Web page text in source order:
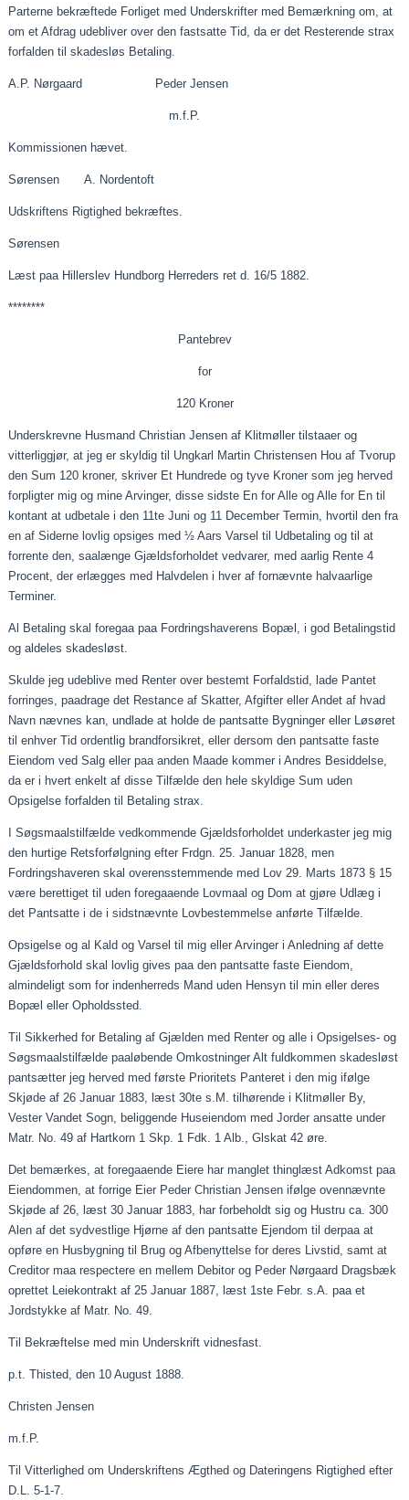
Parterne bekræftede Forliget med Underskrifter med Bemærkning om, at
om et Afdrag udebliver over den fastsatte Tid, da er det Resterendestrax
forfalden til skadesløs Betaling.
A.P. Nørgaard Peder Jensen
m.f.P.
Kommissionen hævet.
Sørensen A. Nordentoft
Udskriftens Rigtighed bekræftes.
Sørensen
LæstpaaHillerslev Hundborg Herreders ret d. 16/5 1882.
********
Pantebrev
for
120 Kroner
Underskrevne Husmand Christian Jensen af Klitmøllertilstaaer og
vitterliggjør, at jeg er skyldig til Ungkarl Martin Christensen Hou af Tvorup
den Sum 120 kroner, skriver Et Hundrede og tyve Kroner som jeg herved
forpligter mig og mine Arvinger, disse sidste En for Alle og Alle for En til
kontant at udbetale i den 11te Juni og 11 December Termin, hvortil den fra
en af Siderne lovlig opsiges med ½ Aars Varsel til Udbetaling og til at
forrente den,saalænge Gjældsforholdet vedvarer, medaarlig Rente 4
Procent, der erlægges med Halvdelen i hver af fornævnte halvaarlige
Terminer.
Al Betaling skalforegaa paaFordringshaverens Bopæl, i god Betalingstid
og aldeles skadesløst.
Skulde jeg udeblive med Renter over bestemt Forfaldstid, lade Pantet
forringes,paadrage det Restance af Skatter, Afgifter eller Andet af hvad
Navn nævnes kan, undlade at holde de pantsatte Bygninger eller Løsøret
til enhver Tid ordentlig brandforsikret, eller dersom den pantsatte faste
Eiendom ved Salg ellerpaaanden Maade kommer i Andres Besiddelse,
da er i hvert enkelt af disse Tilfælde den hele skyldige Sum uden
Opsigelse forfalden til Betalingstrax.
ISøgsmaalstilfælde vedkommendeGjældsforholdet underkaster jeg mig
den hurtige Retsforfølgning efter Frdgn. 25.Januar 1828, men
Fordringshaveren skal overensstemmende med Lov 29. Marts 1873 § 15
være berettiget til udenforegaaende Lovmaal og Dom atgjøre Udlæg i
det Pantsatte i de i sidstnævnte Lovbestemmelse anførte Tilfælde.
Opsigelse og al Kald og Varsel til mig eller Arvinger i Anledning af dette
Gjældsforhold skal lovlig givespaaden pantsatte faste Eiendom,
almindeligt som forindenherreds Mand uden Hensyn til min eller deres
Bopæl eller Opholdssted.
Til Sikkerhed for Betaling afGjælden med Renter og alle i Opsigelses- og
Søgsmaalstilfælde paaløbende Omkostninger Alt fuldkommen skadesløst
pantsætter jeg herved med første Prioritets Panteret i den mig ifølge
Skjøde af 26Januar 1883, læst 30tes.M . tilhørende i Klitmøller By,
Vester Vandet Sogn, beliggende Huseiendom med Jorder ansatte under
Matr. No. 49 af Hartkorn 1 Skp. 1 Fdk. 1 Alb.,Glskat 42 øre.
Det bemærkes, atforegaaende Eiere har manglet thinglæst Adkomstpaa
Eiendommen, at forrige Eier Peder Christian Jensen ifølge ovennævnte
Skjøde af 26, læst 30Januar 1883, har forbeholdt sig og Hustru ca. 300
Alen af det sydvestlige Hjørne af den pantsatte Ejendom tilderpaaat
opføre en Husbygning til Brug og Afbenyttelse for deres Livstid, samt at
Creditor maa respectere en mellem Debitor og Peder Nørgaard Dragsbæk
oprettet Leiekontrakt af 25 Januar 1887, læst 1ste Febr.s.A.paaet
Jordstykke af Matr. No. 49.
Til Bekræftelse med min Underskriftvidnesfast.
p.t. Thisted, den 10 August 1888.
Christen Jensen
m.f.P.
Til Vitterlighed om Underskriftens Ægthed og Dateringens Rigtighed efter
D.L. 5-1-7.